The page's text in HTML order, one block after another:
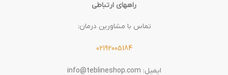
راههای ارتباطی
تماس با مشاورین درمان:
02192005184
ایمیل: info@teblineshop.com